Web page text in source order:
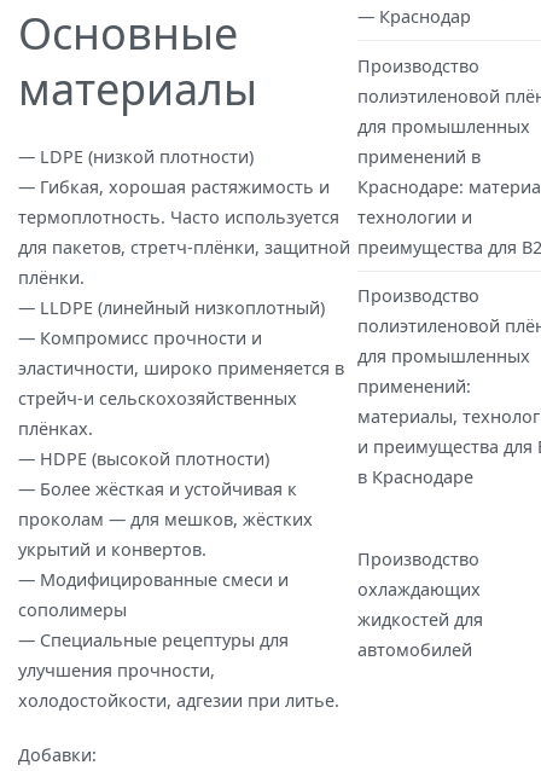
Основные
материалы
— LDPE (низкой плотности)
— Гибкая, хорошая растяжимость и
термоплотность. Часто используется
для пакетов, стретч‑плёнки, защитной
плёнки.
— LLDPE (линейный низкоплотный)
— Компромисс прочности и
эластичности, широко применяется в
стрейч‑и сельскохозяйственных
плёнках.
— HDPE (высокой плотности)
— Более жёсткая и устойчивая к
проколам — для мешков, жёстких
укрытий и конвертов.
— Модифицированные смеси и
сополимеры
— Специальные рецептуры для
улучшения прочности,
холодостойкости, адгезии при литье.
Добавки:
— Краснодар
Производство
полиэтиленовой
для промышленных
применений в
Краснодаре:
технологии и
преимущества для
Производство
полиэтиленовой
для промышленных
применений:
материалы,
и преимущества для
в Краснодаре
Производство
охлаждающих
жидкостей для
автомобилей